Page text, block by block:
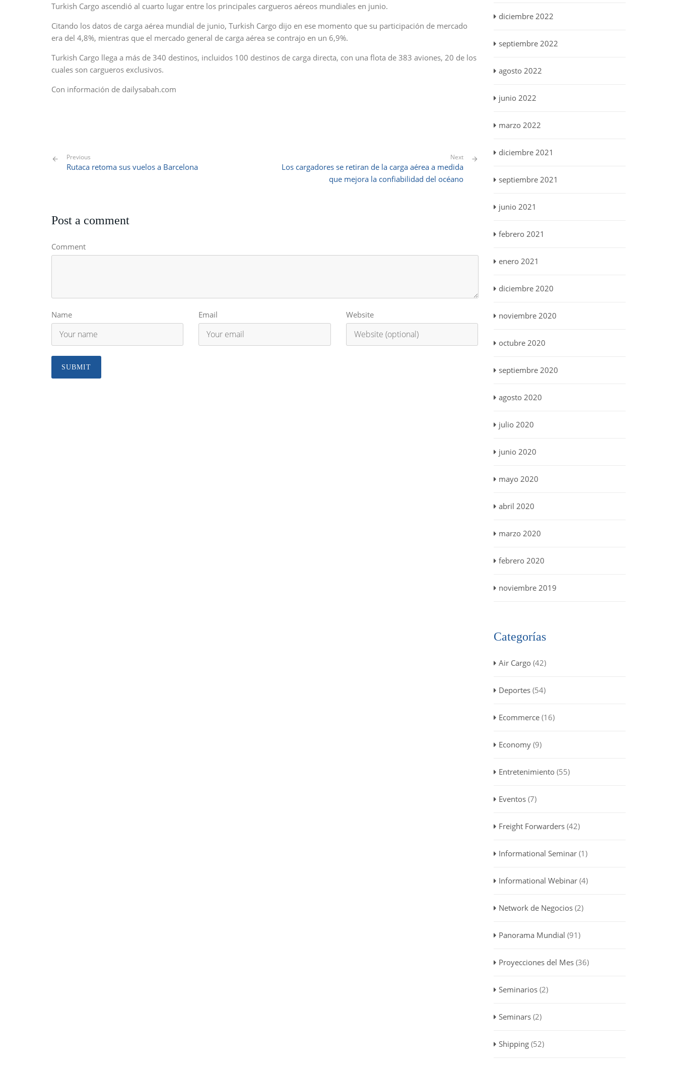
Turkish Cargo ascendió al cuarto lugar entre los principales cargueros aéreos mundiales en junio.
Citando los datos de carga aérea mundial de junio, Turkish Cargo dijo en ese momento que su participación de mercado
era del 4,8%, mientras que el mercado general de carga aérea se contrajo en un 6,9%.
Turkish Cargo llega a más de 340 destinos, incluidos 100 destinos de carga directa, con una flota de 383 aviones, 20 de los
cuales son cargueros exclusivos.
Con información de dailysabah.com
Previous
Rutaca retoma sus vuelos a Barcelona
Next
Los cargadores se retiran de la carga aérea a medida
que mejora la confiabilidad del océano
Post a comment
Comment
Name Email Website
diciembre 2022
septiembre 2022
agosto 2022
junio 2022
marzo 2022
diciembre 2021
septiembre 2021
junio 2021
febrero 2021
enero 2021
diciembre 2020
noviembre 2020
octubre 2020
septiembre 2020
agosto 2020
julio 2020
junio 2020
mayo 2020
abril 2020
marzo 2020
febrero 2020
noviembre 2019
Categorías
Air Cargo(42)
Deportes(54)
Ecommerce(16)
Economy(9)
Entretenimiento(55)
Eventos(7)
Freight Forwarders(42)
Informational Seminar(1)
Informational Webinar(4)
Network de Negocios(2)
Panorama Mundial (91)
Proyecciones del Mes(36)
Seminarios(2)
Seminars(2)
Shipping(52)